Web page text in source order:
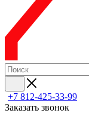
+7 812-425-33-99
Заказать звонок